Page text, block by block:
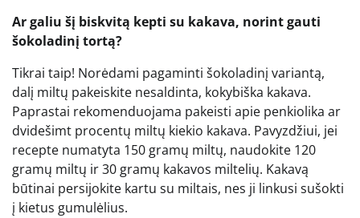
Ar galiu šį biskvitą kepti su kakava, norint gauti
šokoladinį tortą?
Tikrai taip! Norėdami pagaminti šokoladinį variantą,
dalį miltų pakeiskite nesaldinta, kokybiška kakava.
Paprastai rekomenduojama pakeisti apie penkiolika ar
dvidešimt procentų miltų kiekio kakava. Pavyzdžiui, jei
recepte numatyta 150 gramų miltų, naudokite 120
gramų miltų ir 30 gramų kakavos miltelių. Kakavą
būtinai persijokite kartu su miltais, nes ji linkusi sušokti
į kietus gumulėlius.